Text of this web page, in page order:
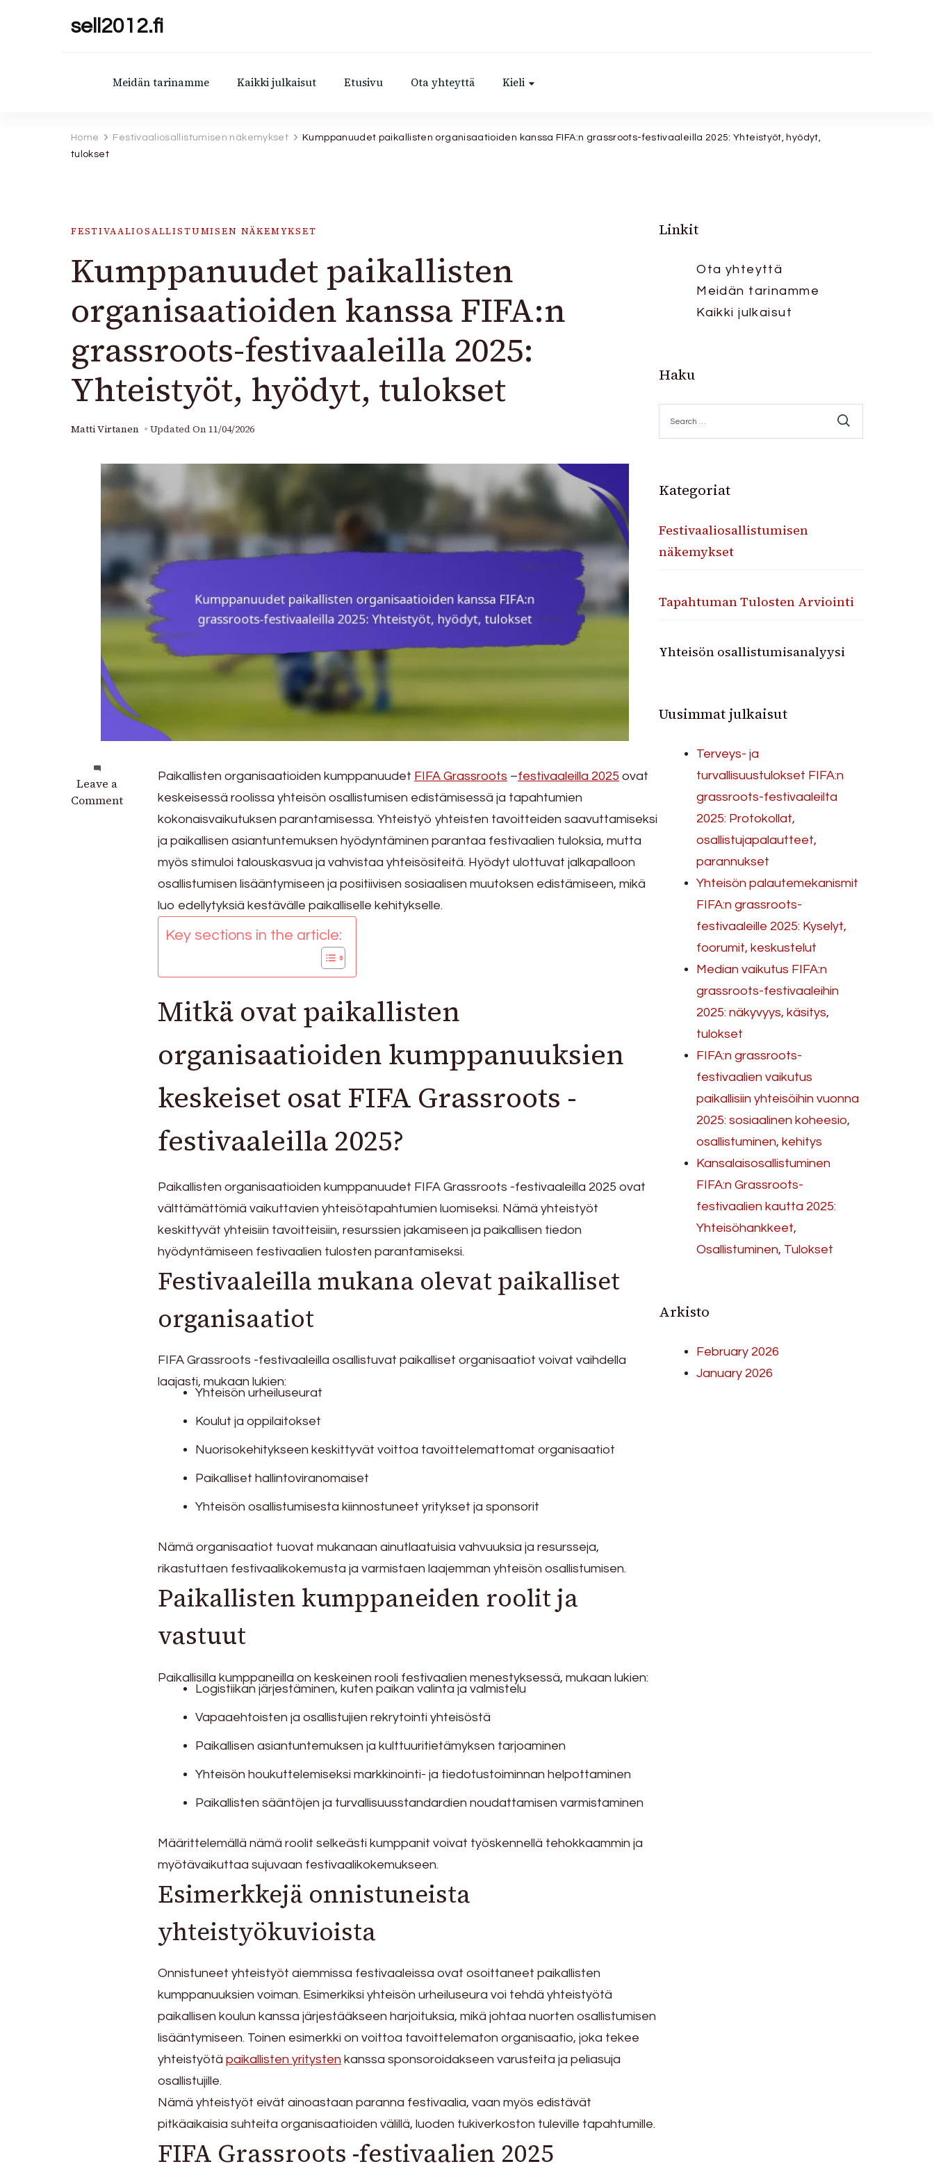
sell2012.fi
Meidän tarinamme Kaikki julkaisut Etusivu Ota yhteyttä Kieli
Home Festivaaliosallistumisen näkemykset
Kumppanuudet paikallisten organisaatioiden kanssa FIFA:n grassroots-festivaaleilla 2025: Yhteistyöt, hyödyt,
tulokset
FESTIVAALIOSALLISTUMISEN NÄKEMYKSET
Kumppanuudet paikallisten
organisaatioiden kanssa FIFA:n
grassroots-festivaaleilla 2025:
Yhteistyöt, hyödyt, tulokset
Matti Virtanen Updated On 11/04/2026
Leave a
Comment
on
Kumppanuudet
paikallisten
organisaatioiden
festivaaleilla
Paikallisten organisaatioiden kumppanuudet FIFA Grassroots –festivaaleilla 2025 ovat
keskeisessä roolissa yhteisön osallistumisen edistämisessä ja tapahtumien
kokonaisvaikutuksen parantamisessa. Yhteistyö yhteisten tavoitteiden saavuttamiseksi
ja paikallisen asiantuntemuksen hyödyntäminen parantaa festivaalien tuloksia, mutta
myös stimuloi talouskasvua ja vahvistaa yhteisösiteitä. Hyödyt ulottuvat jalkapalloon
osallistumisen lisääntymiseen ja positiivisen sosiaalisen muutoksen edistämiseen, mikä
luo edellytyksiä kestävälle paikalliselle kehitykselle.
Key sections in the article:
Mitkä ovat paikallisten
organisaatioiden kumppanuuksien
keskeiset osat FIFA Grassroots -
festivaaleilla 2025?
Paikallisten organisaatioiden kumppanuudet FIFA Grassroots -festivaaleilla 2025 ovat
välttämättömiä vaikuttavien yhteisötapahtumien luomiseksi. Nämä yhteistyöt
keskittyvät yhteisiin tavoitteisiin, resurssien jakamiseen ja paikallisen tiedon
hyödyntämiseen festivaalien tulosten parantamiseksi.
Festivaaleilla mukana olevat paikalliset
organisaatiot
FIFA Grassroots -festivaaleilla osallistuvat paikalliset organisaatiot voivat vaihdella
laajasti, mukaan lukien:
Yhteisön urheiluseurat
Koulut ja oppilaitokset
Nuorisokehitykseen keskittyvät voittoa tavoittelemattomat organisaatiot
Paikalliset hallintoviranomaiset
Yhteisön osallistumisesta kiinnostuneet yritykset ja sponsorit
Nämä organisaatiot tuovat mukanaan ainutlaatuisia vahvuuksia ja resursseja,
rikastuttaen festivaalikokemusta ja varmistaen laajemman yhteisön osallistumisen.
Paikallisten kumppaneiden roolit ja
vastuut
Paikallisilla kumppaneilla on keskeinen rooli festivaalien menestyksessä, mukaan lukien:
Logistiikan järjestäminen, kuten paikan valinta ja valmistelu
Vapaaehtoisten ja osallistujien rekrytointi yhteisöstä
Paikallisen asiantuntemuksen ja kulttuuritietämyksen tarjoaminen
Yhteisön houkuttelemiseksi markkinointi- ja tiedotustoiminnan helpottaminen
Paikallisten sääntöjen ja turvallisuusstandardien noudattamisen varmistaminen
Määrittelemällä nämä roolit selkeästi kumppanit voivat työskennellä tehokkaammin ja
myötävaikuttaa sujuvaan festivaalikokemukseen.
Esimerkkejä onnistuneista
yhteistyökuvioista
Onnistuneet yhteistyöt aiemmissa festivaaleissa ovat osoittaneet paikallisten
kumppanuuksien voiman. Esimerkiksi yhteisön urheiluseura voi tehdä yhteistyötä
paikallisen koulun kanssa järjestääkseen harjoituksia, mikä johtaa nuorten osallistumisen
lisääntymiseen. Toinen esimerkki on voittoa tavoittelematon organisaatio, joka tekee
yhteistyötä paikallisten yritysten kanssa sponsoroidakseen varusteita ja peliasuja
osallistujille.
Nämä yhteistyöt eivät ainoastaan paranna festivaalia, vaan myös edistävät
pitkäaikaisia suhteita organisaatioiden välillä, luoden tukiverkoston tuleville tapahtumille.
FIFA Grassroots -festivaalien 2025
Linkit
Ota yhteyttä
Meidän tarinamme
Kaikki julkaisut
Haku
for:
Kategoriat
Festivaaliosallistumisen
näkemykset
Tapahtuman Tulosten Arviointi
Yhteisön osallistumisanalyysi
Uusimmat julkaisut
Terveys- ja
turvallisuustulokset FIFA:n
grassroots-festivaaleilta
2025: Protokollat,
osallistujapalautteet,
parannukset
Yhteisön palautemekanismit
FIFA:n grassroots-
festivaaleille 2025: Kyselyt,
foorumit, keskustelut
Median vaikutus FIFA:n
grassroots-festivaaleihin
2025: näkyvyys, käsitys,
tulokset
FIFA:n grassroots-
festivaalien vaikutus
paikallisiin yhteisöihin vuonna
2025: sosiaalinen koheesio,
osallistuminen, kehitys
Kansalaisosallistuminen
FIFA:n Grassroots-
festivaalien kautta 2025:
Yhteisöhankkeet,
Osallistuminen, Tulokset
Arkisto
February 2026
January 2026